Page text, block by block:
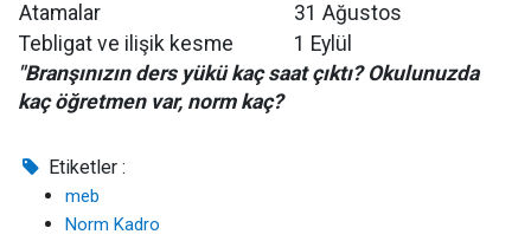
Atamalar
31 Ağustos
Tebligat ve ilişik kesme
1 Eylül
"Branşınızın ders yükü kaç saat çıktı? Okulunuzda
kaç öğretmen var, norm kaç?
Etiketler :
meb
Norm Kadro